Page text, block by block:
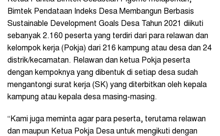
Bimtek Pendataan Indeks Desa Membangun Berbasis
Sustainable Development Goals Desa Tahun 2021 diikuti
sebanyak 2.160 peserta yang terdiri dari para relawan dan
kelompok kerja (Pokja) dari 216 kampung atau desa dan 24
distrik/kecamatan. Relawan dan ketua Pokja peserta
dengan kempoknya yang dibentuk di setiap desa sudah
mengantongi surat kerja (SK) yang diterbitkan oleh kepala
kampung atau kepala desa masing-masing.
“Kami juga meminta agar para peserta, terutama relawan
dan maupun Ketua Pokja Desa untuk mengikuti dengan